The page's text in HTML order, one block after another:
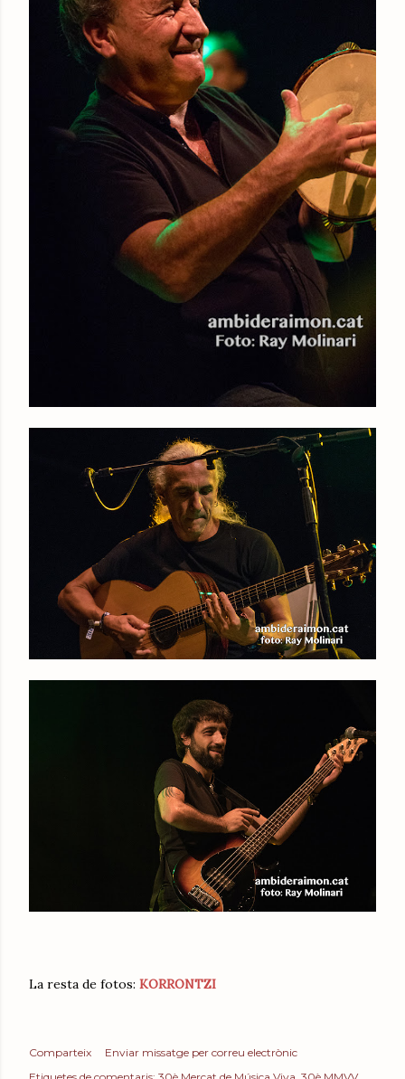
La resta de fotos: KORRONTZI
Comparteix
Enviar missatge per correu electrònic